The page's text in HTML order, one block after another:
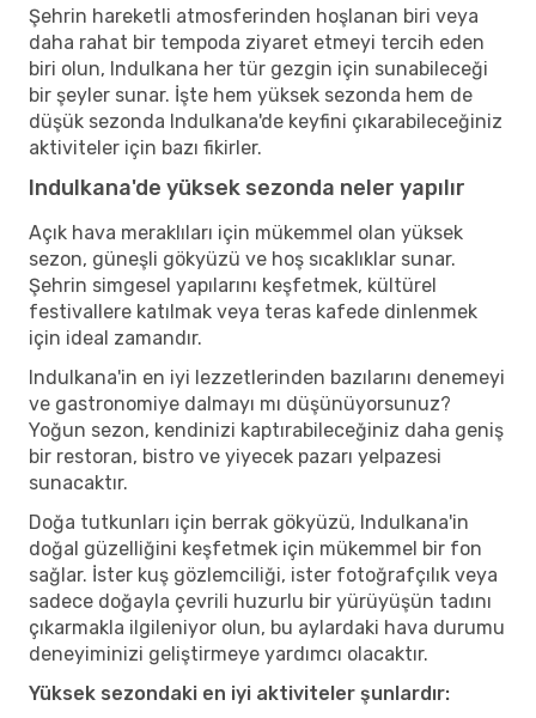
Şehrin hareketli atmosferinden hoşlanan biri veya
daha rahat bir tempoda ziyaret etmeyi tercih eden
biri olun, Indulkana her tür gezgin için sunabileceği
bir şeyler sunar. İşte hem yüksek sezonda hem de
düşük sezonda Indulkana'de keyfini çıkarabileceğiniz
aktiviteler için bazı fikirler.
Indulkana'de yüksek sezonda neler yapılır
Açık hava meraklıları için mükemmel olan yüksek
sezon, güneşli gökyüzü ve hoş sıcaklıklar sunar.
Şehrin simgesel yapılarını keşfetmek, kültürel
festivallere katılmak veya teras kafede dinlenmek
için ideal zamandır.
Indulkana'in en iyi lezzetlerinden bazılarını denemeyi
ve gastronomiye dalmayı mı düşünüyorsunuz?
Yoğun sezon, kendinizi kaptırabileceğiniz daha geniş
bir restoran, bistro ve yiyecek pazarı yelpazesi
sunacaktır.
Doğa tutkunları için berrak gökyüzü, Indulkana'in
doğal güzelliğini keşfetmek için mükemmel bir fon
sağlar. İster kuş gözlemciliği, ister fotoğrafçılık veya
sadece doğayla çevrili huzurlu bir yürüyüşün tadını
çıkarmakla ilgileniyor olun, bu aylardaki hava durumu
deneyiminizi geliştirmeye yardımcı olacaktır.
Yüksek sezondaki en iyi aktiviteler şunlardır: